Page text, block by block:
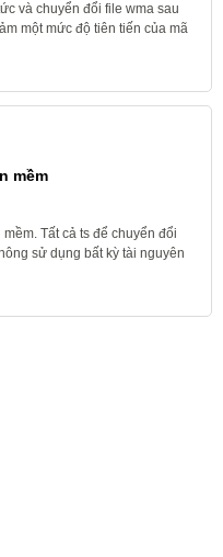
và chuyển đổi file wma sau
một mức độ tiên tiến của mã
mềm
Tất cả ts để chuyển đổi
sử dụng bất kỳ tài nguyên